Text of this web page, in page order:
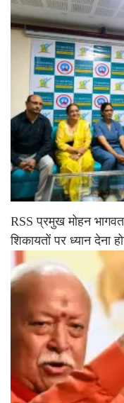
RSS प्रमुख मोहन
शिकायतों पर ध्यान देना